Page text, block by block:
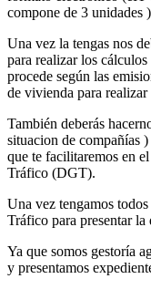
compone de 3 unidades
Una vez la tengas nos
para realizar los
procede según las
de vivienda para
También deberás
situacion de compañías
que te facilitaremos en
Tráfico (DGT).
Una vez tengamos
Tráfico para presentar la
Ya que somos gestoría
y presentamos